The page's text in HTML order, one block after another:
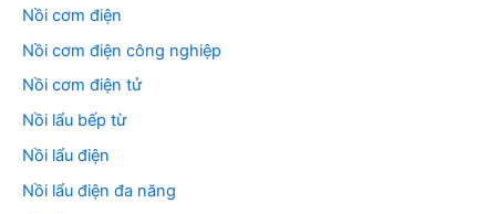
Nồi cơm điện
Nồi cơm điện công nghiệp
Nồi cơm điện tử
Nồi lẩu bếp từ
Nồi lẩu điện
Nồi lẩu điện đa năng